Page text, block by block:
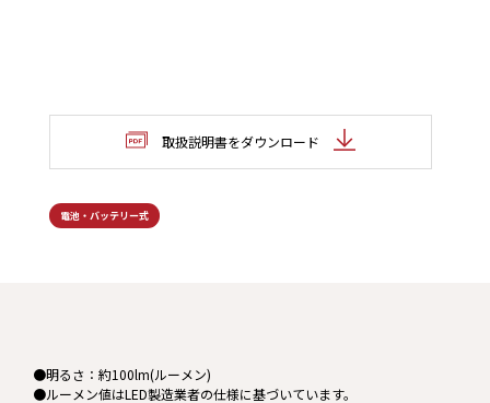
取扱説明書をダウンロード
電池・バッテリー式
●明るさ：約100lm(ルーメン)
●ルーメン値はLED製造業者の仕様に基づいています。